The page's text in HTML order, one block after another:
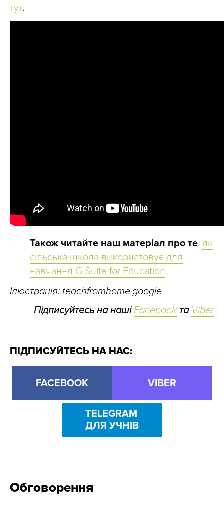
тут.
Також читайте наш матеріал про те, як
сільська школа використовує для
навчання G Suite for Education
Ілюстрація: teachfromhome.google
Підписуйтесь на нашіFacebookта Viber
ПІДПИСУЙТЕСЬ НА НАС:
FACEBOOK VIBER
TELEGRAM
ДЛЯ УЧНІВ
Обговорення